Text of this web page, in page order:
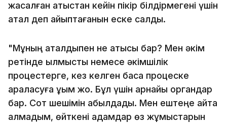
жасалған атыстан кейін пікір білдірмегені үшін
қатал деп айыптағанын еске салды.
"Мұның қаталдықпен не қатысы бар? Мен әкім
ретінде қылмыстық немесе әкімшілік
процестерге, кез келген басқа процеске
араласуға құқым жоқ. Бұл үшін арнайы органдар
бар. Сот шешімін қабылдады. Мен ештеңе айта
алмадым, өйткені адамдар өз жұмыстарын